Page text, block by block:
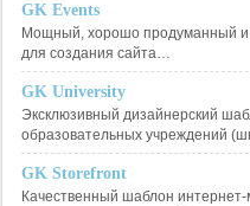
GK Events
Мощный, хорошо продуманный и
для создания сайта…
GK University
Эксклюзивный дизайнерский
образовательных учреждений
GK Storefront
Качественный шаблон